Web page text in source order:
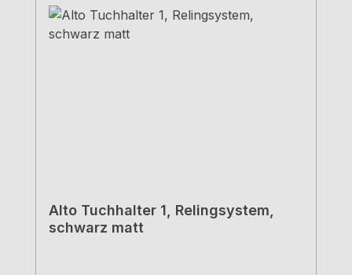
Alto Tuchhalter 1, Relingsystem,
schwarz matt